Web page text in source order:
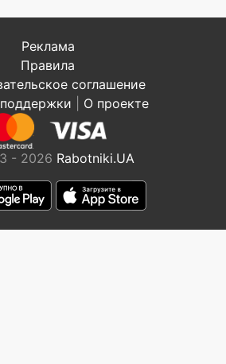
Реклама
Правила
соглашение
О проекте
- 2026 Rabotniki.UA